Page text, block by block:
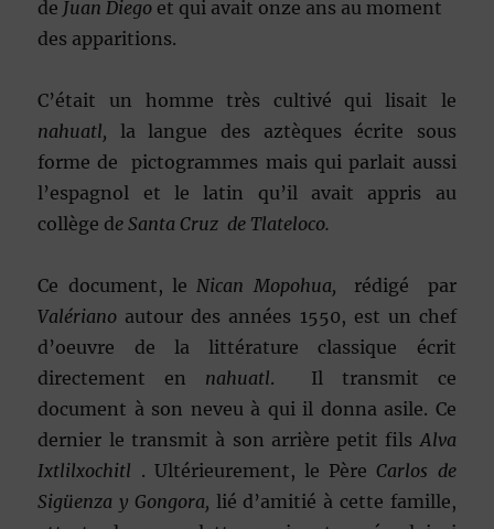
de Juan Diego et qui avait onze ans au moment
des apparitions.
C’était un homme très cultivé qui lisait le
nahuatl, la langue des aztèques écrite sous
forme de pictogrammes mais qui parlait aussi
l’espagnol et le latin qu’il avait appris au
collège de Santa Cruz de Tlateloco.
Ce document, leNican Mopohua,
rédigé par
Valériano autour des années 1550, est un chef
d’oeuvre de la littérature classique écrit
directement en nahuatl. Il transmit ce
document à son neveu à qui il donna asile. Ce
dernier le transmit à son arrière petit filsAlva
Ixtlilxochitl . Ultérieurement, le Père Carlos de
Sigüenza y Gongora, lié d’amitié à cette famille,